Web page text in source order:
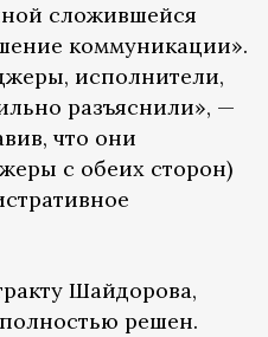
сложившейся
коммуникации».
исполнители,
разъяснили», —
что они
с обеих сторон)
Шайдорова,
решен.